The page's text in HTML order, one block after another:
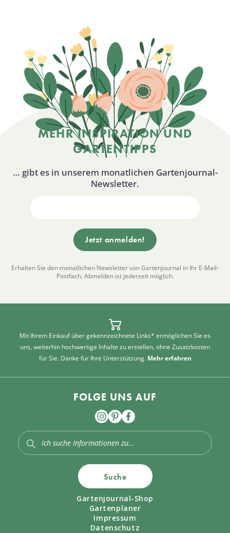
MEHR INSPIRATION UND
GARTENTIPPS
… gibt es in unserem monatlichen Gartenjournal-
Newsletter.
Erhalten Sie den monatlichen Newsletter von Gartenjournal in Ihr E-Mail-
Postfach. Abmelden ist jederzeit möglich.
Mit Ihrem Einkauf über gekennzeichnete Links* ermöglichen Sie es
uns, weiterhin hochwertige Inhalte zu erstellen, ohne Zusatzkosten
für Sie. Danke für Ihre Unterstützung. Mehr erfahren
FOLGE UNS AUF
Suche
Gartenjournal-Shop
Gartenplaner
Impressum
Datenschutz